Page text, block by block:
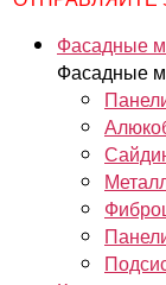
Фасадные
Фасадные